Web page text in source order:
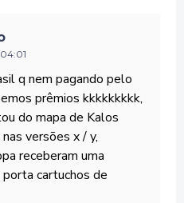
q nem pagando pelo
prêmios kkkkkkkkk,
do mapa de Kalos
versões x / y,
receberam uma
cartuchos de